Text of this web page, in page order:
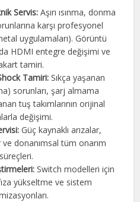
Servis:Aşırı ısınma, donma
karşı profesyonel
uygulamaları). Görüntü
HDMI entegre değişimi ve
tamiri.
Tamiri: Sıkça yaşanan
sorunları, şarj almama
tuş takımlarının orijinal
değişimi.
Güç kaynaklı arızalar,
ve donanımsal tüm onarım
süreçleri.
Switch modelleri için
yükseltme ve sistem